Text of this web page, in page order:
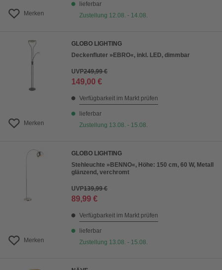
Merken
lieferbar
Zustellung 12.08. - 14.08.
Merken
GLOBO LIGHTING
Deckenfluter »EBRO«, inkl. LED, dimmbar
UVP249,99 €
149,00 €
Verfügbarkeit im Markt prüfen
lieferbar
Zustellung 13.08. - 15.08.
Merken
GLOBO LIGHTING
Stehleuchte »BENNO«, Höhe: 150 cm, 60 W, Metall
glänzend, verchromt
UVP139,99 €
89,99 €
Verfügbarkeit im Markt prüfen
lieferbar
Zustellung 13.08. - 15.08.